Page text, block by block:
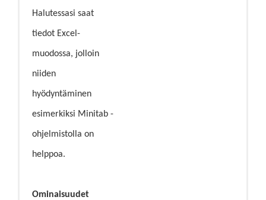
Halutessasi saat
tiedot Excel-
muodossa, jolloin
niiden
hyödyntäminen
esimerkiksi Minitab -
ohjelmistolla on
helppoa.
Ominaisuudet